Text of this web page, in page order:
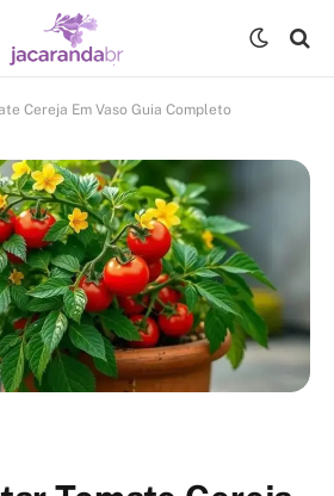
Cereja Em Vaso Guia Completo